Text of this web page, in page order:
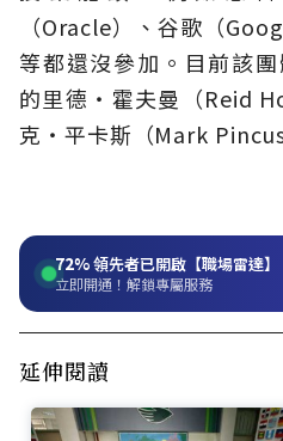
（Oracle）、谷歌（
等都還沒參加。目前該
的里德‧霍夫曼（Reid
克‧平卡斯（Mark Pincus
72%領先者已開啟【職場雷達】
立即開通！解鎖專屬服務
延伸閱讀